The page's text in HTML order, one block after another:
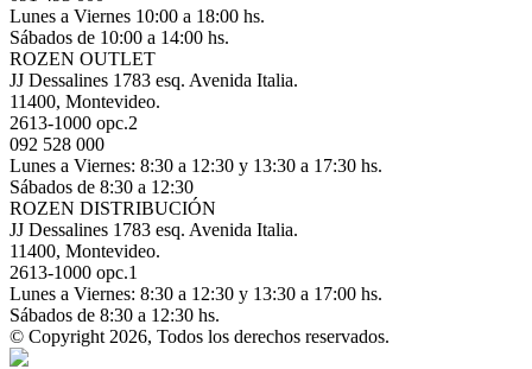
Lunes a Viernes 10:00 a 18:00 hs.
Sábados de 10:00 a 14:00 hs.
ROZEN OUTLET
JJ Dessalines 1783 esq. Avenida Italia.
11400, Montevideo.
2613-1000 opc.2
092 528 000
Lunes a Viernes: 8:30 a 12:30 y 13:30 a 17:30 hs.
Sábados de 8:30 a 12:30
ROZEN DISTRIBUCIÓN
JJ Dessalines 1783 esq. Avenida Italia.
11400, Montevideo.
2613-1000 opc.1
Lunes a Viernes: 8:30 a 12:30 y 13:30 a 17:00 hs.
Sábados de 8:30 a 12:30 hs.
© Copyright 2026, Todos los derechos reservados.